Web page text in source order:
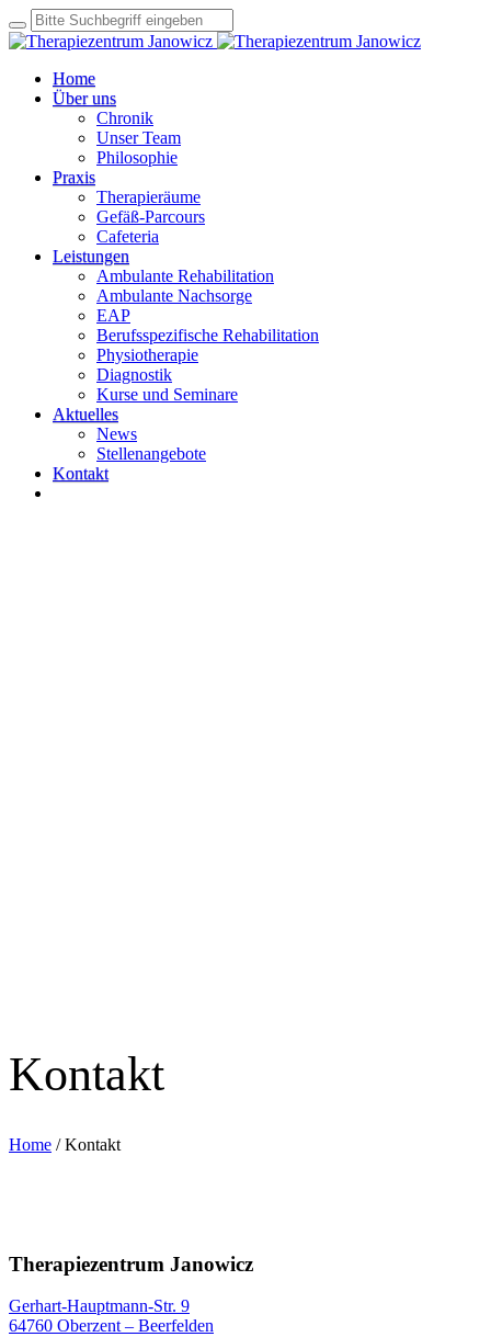
Home
Über uns
Chronik
Unser Team
Philosophie
Praxis
Therapieräume
Gefäß-Parcours
Cafeteria
Leistungen
Ambulante Rehabilitation
Ambulante Nachsorge
EAP
Berufsspezifische Rehabilitation
Physiotherapie
Diagnostik
Kurse und Seminare
Aktuelles
News
Stellenangebote
Kontakt
Kontakt
Home /Kontakt
Therapiezentrum Janowicz
Gerhart-Hauptmann-Str. 9
64760 Oberzent – Beerfelden